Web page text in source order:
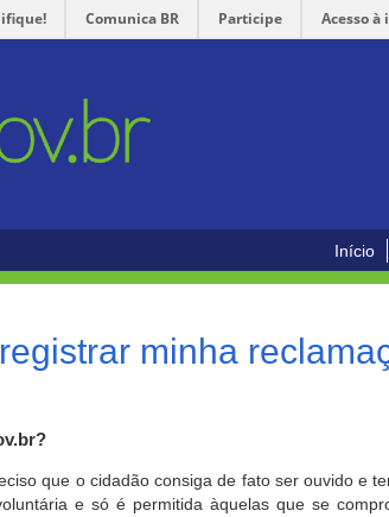
Comunica BR Participe Acesso
Início
minha
que o cidadão consiga de fato ser ouvido e
e só é permitida àquelas que se